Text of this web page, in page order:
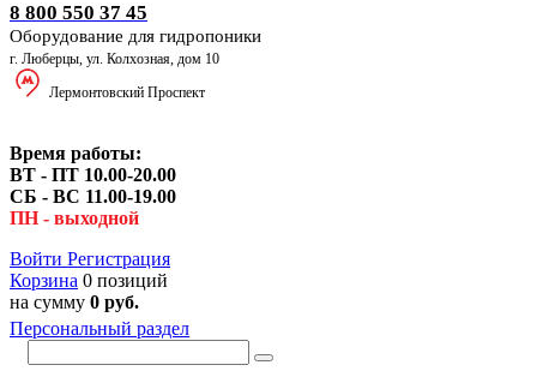
8 800 550 37 45
Оборудование для гидропоники
г. Люберцы, ул. Колхозная, дом 10
Лермонтовский Проспект
Время работы:
ВТ - ПТ 10.00-20.00
СБ - ВС 11.00-19.00
ПН - выходной
Войти Регистрация
Корзина 0 позиций
на сумму 0 руб.
Персональный раздел